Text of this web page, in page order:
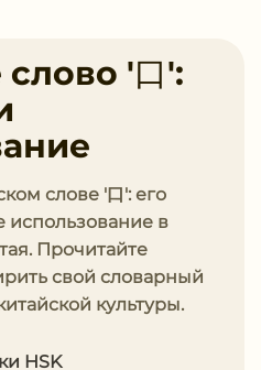
'口':
слове '口': его
в
Прочитайте
свой словарный
культуры.
HSK